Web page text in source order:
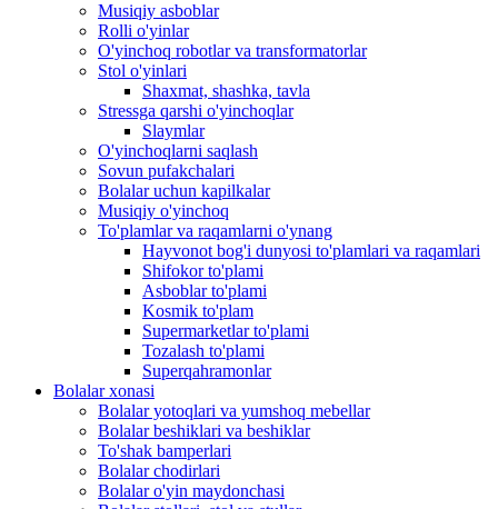
Musiqiy asboblar
Rolli o'yinlar
O'yinchoq robotlar va transformatorlar
Stol o'yinlari
Shaxmat, shashka, tavla
Stressga qarshi o'yinchoqlar
Slaymlar
O'yinchoqlarni saqlash
Sovun pufakchalari
Bolalar uchun kapilkalar
Musiqiy o'yinchoq
To'plamlar va raqamlarni o'ynang
Hayvonot bog'i dunyosi to'plamlari va raqamlari
Shifokor to'plami
Asboblar to'plami
Kosmik to'plam
Supermarketlar to'plami
Tozalash to'plami
Superqahramonlar
Bolalar xonasi
Bolalar yotoqlari va yumshoq mebellar
Bolalar beshiklari va beshiklar
To'shak bamperlari
Bolalar chodirlari
Bolalar o'yin maydonchasi